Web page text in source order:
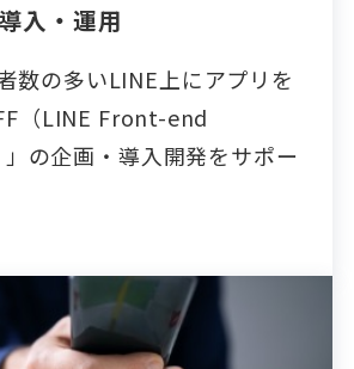
入・運用
数の多いLINE上にアプリを
（LINE Front-end
の企画・導入開発をサポー